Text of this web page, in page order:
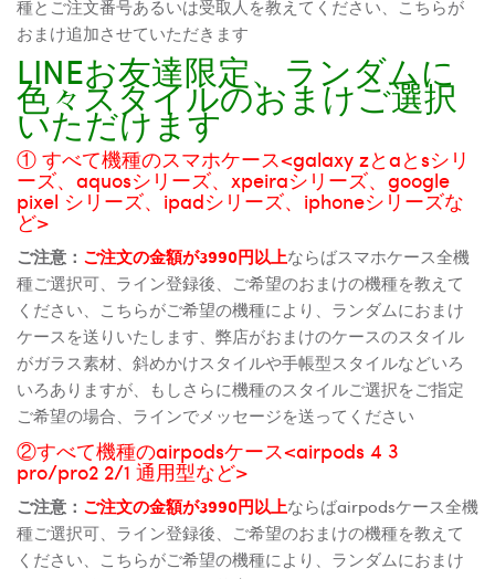
種とご注文番号あるいは受取人を教えてください、こちらが
おまけ追加させていただきます
LINEお友達限定、ランダムに
色々スタイルのおまけご選択
いただけます
① すべて機種のスマホケース<galaxy zとaとsシリ
ーズ、aquosシリーズ、xpeiraシリーズ、google
pixel シリーズ、ipadシリーズ、iphoneシリーズな
ど>
ご注意： ご注文の金額が3990円以上ならばスマホケース全機
種ご選択可、ライン登録後、ご希望のおまけの機種を教えて
ください、こちらがご希望の機種により、ランダムにおまけ
ケースを送りいたします、弊店がおまけのケースのスタイル
がガラス素材、斜めかけスタイルや手帳型スタイルなどいろ
いろありますが、もしさらに機種のスタイルご選択をご指定
ご希望の場合、ラインでメッセージを送ってください
②すべて機種のairpodsケース<airpods 4 3
pro/pro2 2/1 通用型など>
ご注意： ご注文の金額が3990円以上ならばairpodsケース全機
種ご選択可、ライン登録後、ご希望のおまけの機種を教えて
ください、こちらがご希望の機種により、ランダムにおまけ